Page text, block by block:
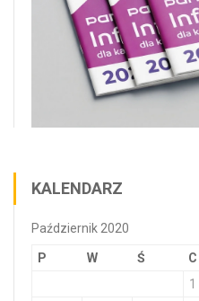
KALENDARZ
Październik 2020
P W Ś C
1